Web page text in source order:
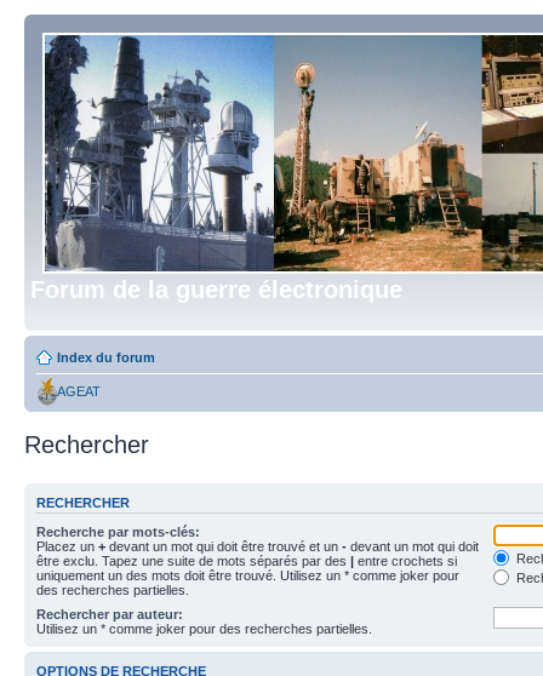
Forum de la guerre électronique
Index du forum
AGEAT
Rechercher
RECHERCHER
Recherche par mots-clés:
Placez un + devant un mot qui doit être trouvé et un - devant un mot qui doit
être exclu. Tapez une suite de mots séparés par des | entre crochets si
uniquement un des mots doit être trouvé. Utilisez un * comme joker pour
des recherches partielles.
Rechercher par auteur:
Utilisez un * comme joker pour des recherches partielles.
OPTIONS DE RECHERCHE